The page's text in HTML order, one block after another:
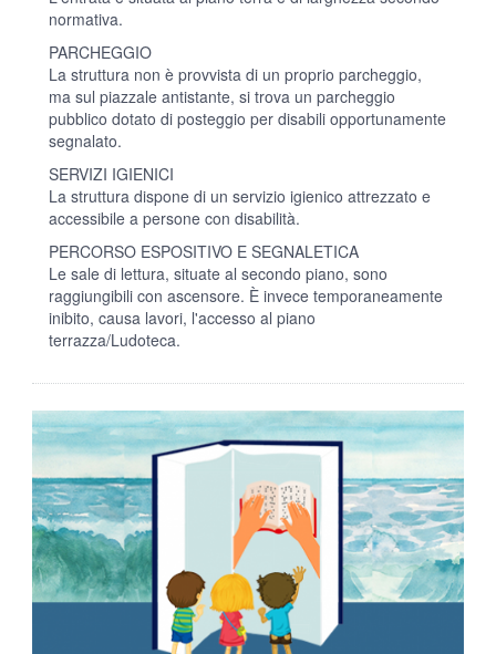
normativa.
PARCHEGGIO
La struttura non è provvista di un proprio parcheggio,
ma sul piazzale antistante, si trova un parcheggio
pubblico dotato di posteggio per disabili opportunamente
segnalato.
SERVIZI IGIENICI
La struttura dispone di un servizio igienico attrezzato e
accessibile a persone con disabilità.
PERCORSO ESPOSITIVO E SEGNALETICA
Le sale di lettura, situate al secondo piano, sono
raggiungibili con ascensore. È invece temporaneamente
inibito, causa lavori, l'accesso al piano
terrazza/Ludoteca.